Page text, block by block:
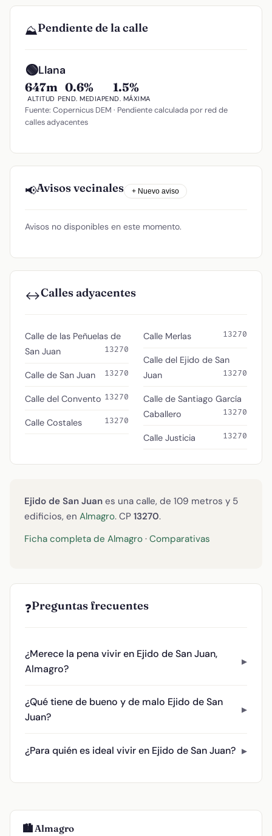
⛰️Pendiente de la calle
🟢Llana
647m
ALTITUD
0.6%
PEND. MEDIA
1.5%
PEND. MÁXIMA
Fuente: Copernicus DEM · Pendiente calculada por red de
calles adyacentes
📢Avisos vecinales + Nuevo aviso
Avisos no disponibles en este momento.
↔️Calles adyacentes
Calle de las Peñuelas de
San Juan
13270
Calle de San Juan 13270
Calle del Convento 13270
Calle Costales 13270
Calle Merlas 13270
Calle del Ejido de San
Juan
13270
Calle de Santiago García
Caballero
13270
Calle Justicia 13270
Ejido de San Juan es una calle, de 109 metros y 5
edificios, en Almagro. CP 13270.
Ficha completa de Almagro · Comparativas
❓Preguntas frecuentes
¿Merece la pena vivir en Ejido de San Juan,
Almagro?
¿Qué tiene de bueno y de malo Ejido de San
Juan?
¿Para quién es ideal vivir en Ejido de San Juan?
🏙️ Almagro